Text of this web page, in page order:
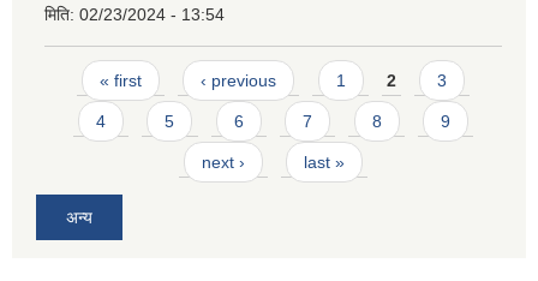
मिति: 02/23/2024 - 13:54
Pages
« first ‹ previous 1 2 3
4 5 6 7 8 9
next › last »
अन्य